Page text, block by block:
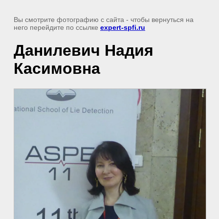
Вы смотрите фотографию с сайта - чтобы вернуться на
него перейдите по ссылке expert-spfi.ru
Данилевич Надия
Касимовна